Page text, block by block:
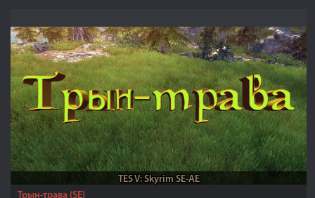
TES V: Skyrim SE-AE
Трын-трава (SE)